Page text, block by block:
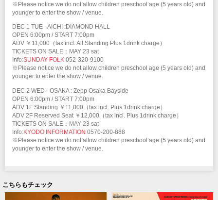
※Please notice we do not allow children preschool age (5 years old) and
younger to enter the show / venue.
DEC 1 TUE - AICHI :DIAMOND HALL
OPEN 6:00pm / START 7:00pm
ADV ￥11,000（tax incl. All Standing Plus 1drink charge）
TICKETS ON SALE：MAY 23 sat
Info:SUNDAY FOLK 052-320-9100
※Please notice we do not allow children preschool age (5 years old) and
younger to enter the show / venue.
DEC 2 WED - OSAKA : Zepp Osaka Bayside
OPEN 6:00pm / START 7:00pm
ADV 1F Standing ￥11,000（tax incl. Plus 1drink charge）
ADV 2F Reserved Seat ￥12,000（tax incl. Plus 1drink charge）
TICKETS ON SALE：MAY 23 sat
Info:KYODO INFORMATION 0570-200-888
※Please notice we do not allow children preschool age (5 years old) and
younger to enter the show / venue.
こちらもチェック